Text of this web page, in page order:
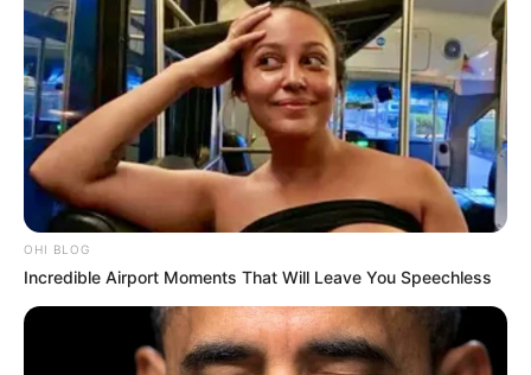
OHI BLOG
Incredible Airport Moments That Will Leave You Speechless